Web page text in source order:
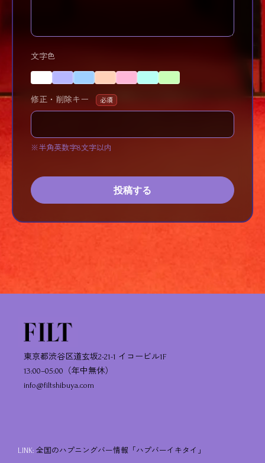
文字色
修正・削除キー 必須
※半角英数字8文字以内
投稿する
東京都渋谷区道玄坂2-21-1 イコービル1F
13:00–05:00（年中無休）
info@filtshibuya.com
LINK: 全国のハプニングバー情報「ハプバーイキタイ」